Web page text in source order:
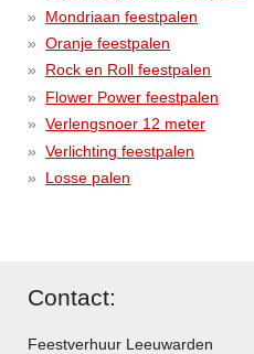
Mondriaan feestpalen
Oranje feestpalen
Rock en Roll feestpalen
Flower Power feestpalen
Verlengsnoer 12 meter
Verlichting feestpalen
Losse palen
Contact:
Feestverhuur Leeuwarden